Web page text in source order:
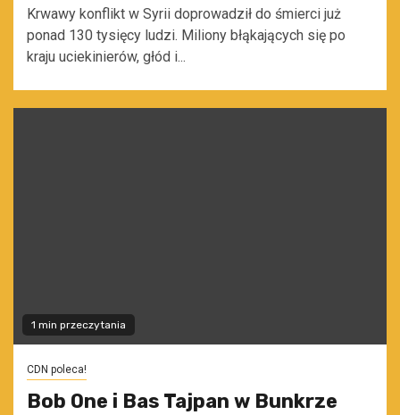
Krwawy konflikt w Syrii doprowadził do śmierci już
ponad 130 tysięcy ludzi. Miliony błąkających się po
kraju uciekinierów, głód i...
1 min przeczytania
CDN poleca!
Bob One i Bas Tajpan w Bunkrze